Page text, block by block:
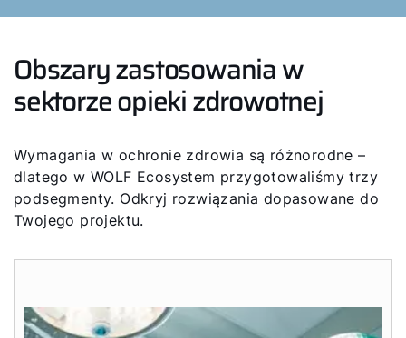
Obszary zastosowania w
sektorze opieki zdrowotnej
Wymagania w ochronie zdrowia są różnorodne –
dlatego w WOLF Ecosystem przygotowaliśmy trzy
podsegmenty. Odkryj rozwiązania dopasowane do
Twojego projektu.
Cześć!
Serwis